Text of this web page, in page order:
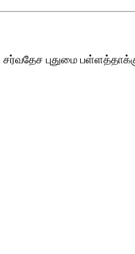
சர்வதேச புதுமை